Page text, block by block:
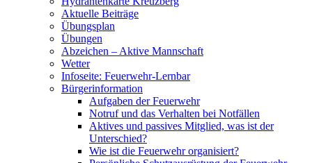
Aktuelle Beiträge
Übungsplan
Übungen
Abzeichen – Aktive Mannschaft
Wetter
Infoseite: Feuerwehr-Lernbar
Bürgerinformation
Aufgaben der Feuerwehr
Notruf und das Verhalten bei Notfällen
Aktives und passives Mitglied, was ist der
Unterschied?
Wie ist die Feuerwehr organisiert?